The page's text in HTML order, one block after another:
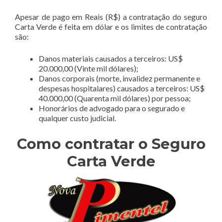
Apesar de pago em Reais (R$) a contratação do seguro
Carta Verde é feita em dólar e os limites de contratação
são:
Danos materiais causados a terceiros: US$
20.000,00 (Vinte mil dólares);
Danos corporais (morte, invalidez permanente e
despesas hospitalares) causados a terceiros: US$
40.000,00 (Quarenta mil dólares) por pessoa;
Honorários de advogado para o segurado e
qualquer custo judicial.
Como contratar o Seguro
Carta Verde